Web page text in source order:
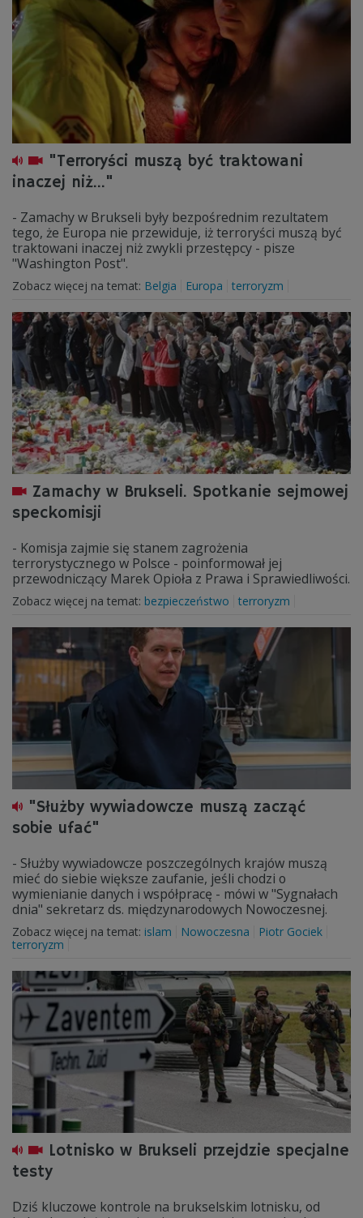
"Terroryści muszą być traktowani
inaczej niż..."
- Zamachy w Brukseli były bezpośrednim rezultatem
tego, że Europa nie przewiduje, iż terroryści muszą być
traktowani inaczej niż zwykli przestępcy - pisze
"Washington Post".
Zobacz więcej na temat: Belgia Europa terroryzm
Zamachy w Brukseli. Spotkanie sejmowej
speckomisji
- Komisja zajmie się stanem zagrożenia
terrorystycznego w Polsce - poinformował jej
przewodniczący Marek Opioła z Prawa i Sprawiedliwości.
Zobacz więcej na temat: bezpieczeństwo terroryzm
"Służby wywiadowcze muszą zacząć
sobie ufać"
- Służby wywiadowcze poszczególnych krajów muszą
mieć do siebie większe zaufanie, jeśli chodzi o
wymienianie danych i współpracę - mówi w "Sygnałach
dnia" sekretarz ds. międzynarodowych Nowoczesnej.
Zobacz więcej na temat: islam Nowoczesna
Piotr Gociek
terroryzm
Lotnisko w Brukseli przejdzie specjalne
testy
Dziś kluczowe kontrole na brukselskim lotnisku, od